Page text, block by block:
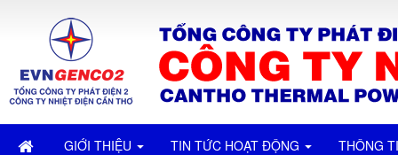
GIỚI THIỆU TIN TỨC HOẠT ĐỘNG THÔNG